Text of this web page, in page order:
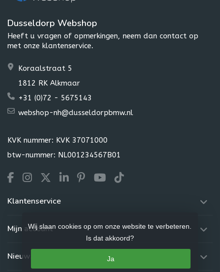
Dusseldorp Webshop
Heeft u vragen of opmerkingen, neem dan contact op
met onze klantenservice.
Koraalstraat 5
1812 RK Alkmaar
+31 (0)72 - 5675143
webshop-nh@dusseldorpbmw.nl
KVK nummer: KVK 37071000
btw-nummer: NL001234567B01
Klantenservice
Mijn account
Nieuwsbrief
Wij slaan cookies op om onze website te verbeteren.
Is dat akkoord?
Ja